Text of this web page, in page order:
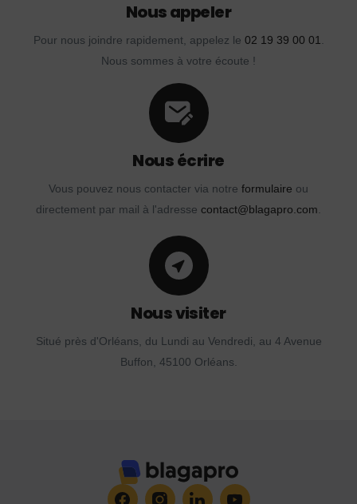
Nous appeler
Pour nous joindre rapidement, appelez le 02 19 39 00 01.
Nous sommes à votre écoute !
Nous écrire
Vous pouvez nous contacter via notre formulaire ou
directement par mail à l'adresse contact@blagapro.com.
Nous visiter
Situé près d'Orléans, du Lundi au Vendredi, au 4 Avenue
Buffon, 45100 Orléans.